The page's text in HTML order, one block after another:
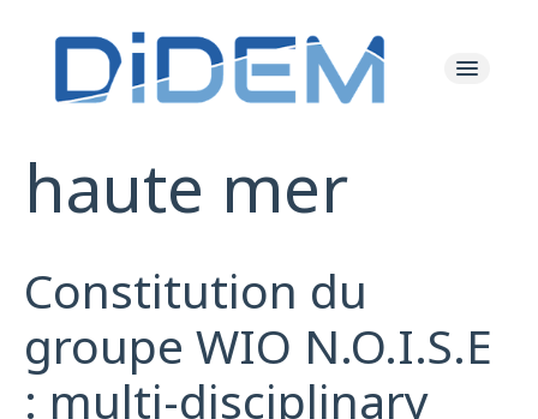
Les Actualités
L'équipe
haute mer
Constitution du
groupe WIO N.O.I.S.E
: multi-disciplinary